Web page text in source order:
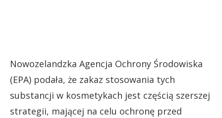
Nowozelandzka Agencja Ochrony Środowiska
(EPA) podała, że zakaz stosowania tych
substancji w kosmetykach jest częścią szerszej
strategii, mającej na celu ochronę przed